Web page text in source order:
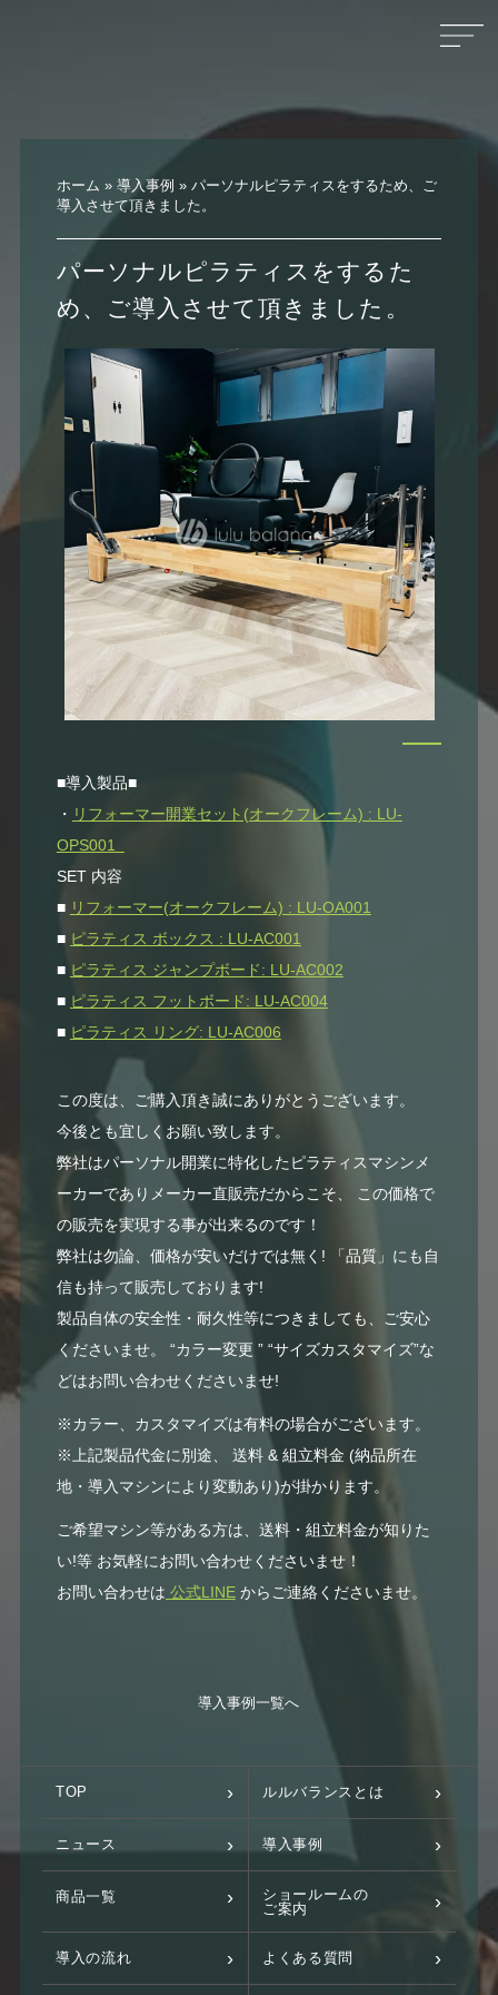
ホーム » 導入事例 » パーソナルピラティスをするため、ご
導入させて頂きました。
パーソナルピラティスをするた
め、ご導入させて頂きました。
■導入製品■
・ リフォーマー開業セット(オークフレーム) : LU-
OPS001
SET 内容
■ リフォーマー(オークフレーム) : LU-OA001
■ ピラティス ボックス : LU-AC001
■ ピラティス ジャンプボード: LU-AC002
■ ピラティス フットボード: LU-AC004
■ ピラティス リング: LU-AC006
この度は、ご購入頂き誠にありがとうございます。
今後とも宜しくお願い致します。
弊社はパーソナル開業に特化したピラティスマシンメ
ーカーでありメーカー直販売だからこそ、 この価格で
の販売を実現する事が出来るのです！
弊社は勿論、価格が安いだけでは無く! 「品質」にも自
信も持って販売しております!
製品自体の安全性・耐久性等につきましても、ご安心
くださいませ。 “カラー変更 ” “サイズカスタマイズ”な
どはお問い合わせくださいませ!
※カラー、カスタマイズは有料の場合がございます。
※上記製品代金に別途、 送料 & 組立料金 (納品所在
地・導入マシンにより変動あり)が掛かります。
ご希望マシン等がある方は、送料・組立料金が知りた
い!等 お気軽にお問い合わせくださいませ！
お問い合わせは 公式LINEからご連絡くださいませ。
導入事例一覧へ
TOP ルルバランスとは
ニュース 導入事例
商品一覧
ショールームの
ご案内
導入の流れ よくある質問